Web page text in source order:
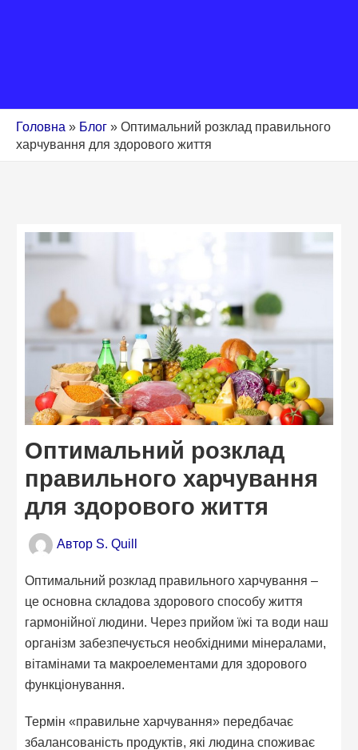
Головна » Блог » Оптимальний розклад правильного
харчування для здорового життя
Оптимальний розклад
правильного харчування
для здорового життя
Автор S. Quill
Оптимальний розклад правильного харчування –
це основна складова здорового способу життя
гармонійної людини. Через прийом їжі та води наш
організм забезпечується необхідними мінералами,
вітамінами та макроелементами для здорового
функціонування.
Термін «правильне харчування» передбачає
збалансованість продуктів, які людина споживає